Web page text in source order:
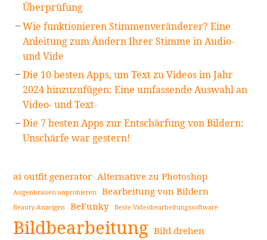
Überprüfung
Wie funktionieren Stimmenveränderer? Eine
Anleitung zum Ändern Ihrer Stimme in Audio-
und Vide
Die 10 besten Apps, um Text zu Videos im Jahr
2024 hinzuzufügen: Eine umfassende Auswahl an
Video- und Text-
Die 7 besten Apps zur Entschärfung von Bildern:
Unschärfe war gestern!
ai outfit generator Alternative zu Photoshop
Augenbrauen anprobieren Bearbeitung von Bildern
Beauty-Anzeigen BeFunky Beste Videobearbeitungssoftware
Bildbearbeitung Bild drehen